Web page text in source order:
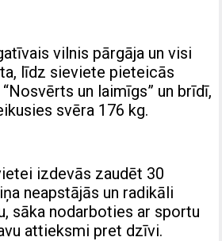
vilnis pārgāja un visi
līdz sieviete pieteicās
un laimīgs” un brīdī,
svēra 176 kg.
izdevās zaudēt 30
neapstājās un radikāli
sāka nodarboties ar sportu
attieksmi pret dzīvi.